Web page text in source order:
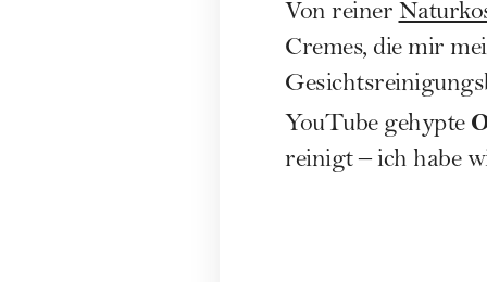
Von reiner
Cremes, die mir
YouTube gehypte
reinigt – ich habe